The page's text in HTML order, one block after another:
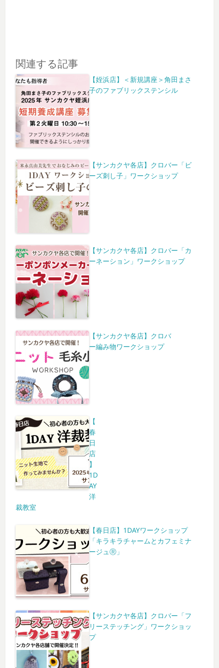
関連する記事
【姪浜店】＜新規講座＞角田まさ
子のファブリックステンシル
【サンカクヤ各店】クロバー「ビ
ーズ刺し子」ワークショップ
【サンカクヤ各店】クロバー「カ
ーネーション」ワークショップ
【サンカクヤ各店】クロバ
ー編み物ワークショップ
【
春
日
店
】
1D
AY
洋
裁教室
【春日店】1DAYワークショップ
「キラキラチャームとカフェミナ
ージュⓇ」
【サンカクヤ各店】クロバー「フ
リーステッチング」ワークショッ
プ